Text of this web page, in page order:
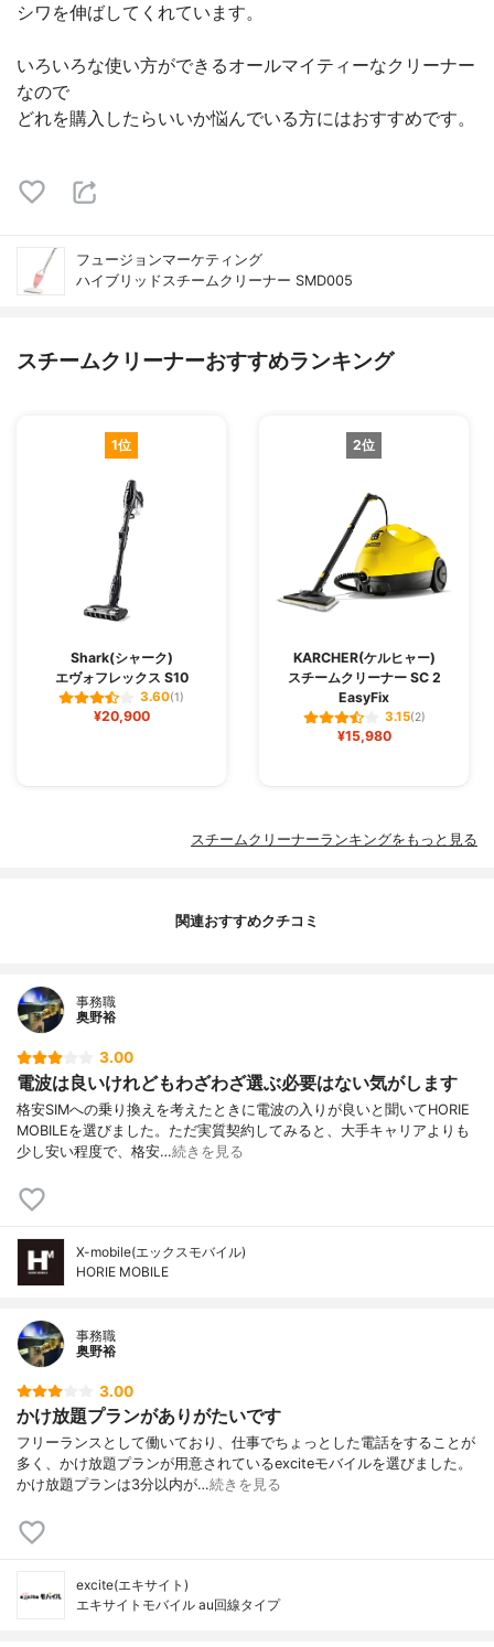
シワを伸ばしてくれています。
いろいろな使い方ができるオールマイティーなクリーナー
なので
どれを購入したらいいか悩んでいる方にはおすすめです。
フュージョンマーケティング
ハイブリッドスチームクリーナー SMD005
スチームクリーナーおすすめランキング
1位
Shark(シャーク)
エヴォフレックス S10
3.60(1)
¥20,900
2位
KARCHER(ケルヒャー)
スチームクリーナー SC 2
EasyFix
3.15(2)
¥15,980
スチームクリーナーランキングをもっと見る
関連おすすめクチコミ
事務職
奥野裕
3.00
電波は良いけれどもわざわざ選ぶ必要はない気がします
格安SIMへの乗り換えを考えたときに電波の入りが良いと聞いてHORIE
MOBILEを選びました。ただ実質契約してみると、大手キャリアよりも
少し安い程度で、格安…続きを見る
X-mobile(エックスモバイル)
HORIE MOBILE
事務職
奥野裕
3.00
かけ放題プランがありがたいです
フリーランスとして働いており、仕事でちょっとした電話をすることが
多く、かけ放題プランが用意されているexciteモバイルを選びました。
かけ放題プランは3分以内が…続きを見る
excite(エキサイト)
エキサイトモバイル au回線タイプ